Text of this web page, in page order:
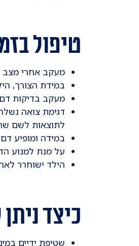
טיפול
מעקב אחרי מצב
במידת הצורך,
מעקב בדיקות
לתוצאות לשם
במידה ומופיע
על מנת למנוע
הילד ישוחרר
כיצד
שטיפת ידיים